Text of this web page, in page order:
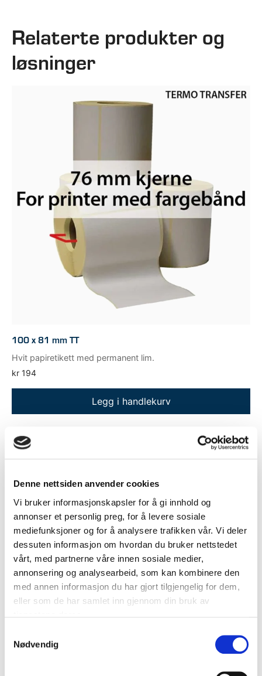
Denne nettsiden anvender cookies
Vi bruker informasjonskapsler for å gi innhold og
annonser et personlig preg, for å levere sosiale
mediefunksjoner og for å analysere trafikken vår. Vi deler
dessuten informasjon om hvordan du bruker nettstedet
vårt, med partnerne våre innen sosiale medier,
annonsering og analysearbeid, som kan kombinere den
med annen informasjon du har gjort tilgjengelig for dem,
eller som de har samlet inn gjennom din bruk av
Nødvendig
Relaterte produkter og
løsninger
100 x 81 mm TT
Hvit papiretikett med permanent lim.
kr 194
Legg i handlekurv